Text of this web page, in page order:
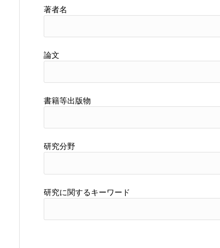
著者名
論文
書籍等出版物
研究分野
研究に関するキーワード